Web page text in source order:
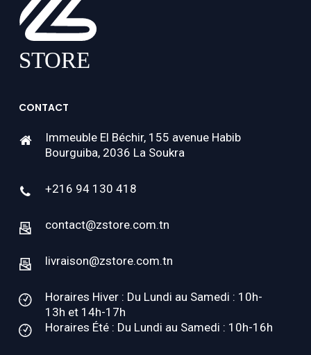
CONTACT
Immeuble El Béchir, 155 avenue Habib
Bourguiba, 2036 La Soukra
+216 94 130 418
contact@zstore.com.tn
livraison@zstore.com.tn
Horaires Hiver : Du Lundi au Samedi : 10h-
13h et 14h-17h
Horaires Été : Du Lundi au Samedi : 10h-16h